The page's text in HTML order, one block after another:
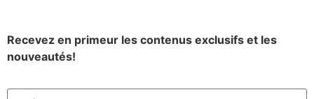
Recevez en primeur les contenus exclusifs et les
nouveautés!